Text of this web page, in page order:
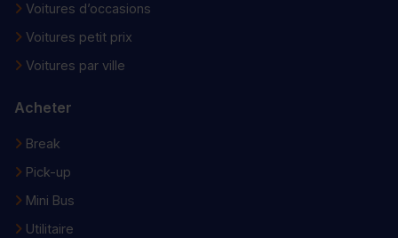
Voitures d’occasions
Voitures petit prix
Voitures par ville
Acheter
Break
Pick-up
Mini Bus
Utilitaire